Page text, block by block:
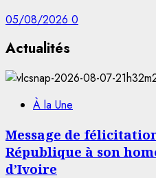
05/08/2026 0
Actualités
À la Une
Message de
République à son
d’Ivoire